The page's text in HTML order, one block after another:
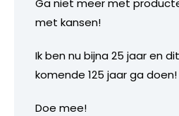
met kansen!
Ik ben nu bijna 25 jaar en
komende 125 jaar ga doen!
Doe mee!